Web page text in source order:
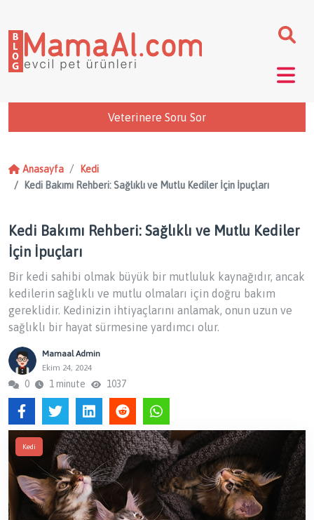
Veterinere Soru Sor
Anasayfa
Kedi
Kedi Bakımı Rehberi: Sağlıklı ve Mutlu Kediler İçin İpuçları
Kedi Bakımı Rehberi: Sağlıklı ve Mutlu Kediler
İçin İpuçları
Bir kedi sahibi olmak büyük bir mutluluk kaynağıdır, ancak
kedilerin sağlıklı ve mutlu olmaları için doğru bakım
gereklidir. Kedinizin ihtiyaçlarını anlamak, onun uzun ve
sağlıklı bir hayat sürmesine yardımcı olur.
Mamaal Admin
Ekim 24, 2024
0 1 minute 1037
Kedi